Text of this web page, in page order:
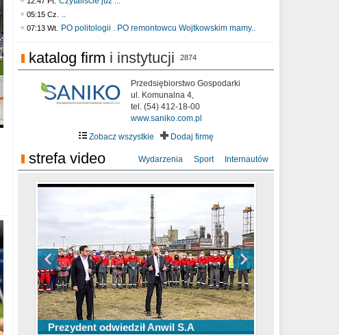
05:15 Cz. ..
07:13 Wt. PO politologii . PO remontowcu Wojtkowskim mamy..
katalog firm i instytucji 2874
Przedsiębiorstwo Gospodarki
ul. Komunalna 4,
tel. (54) 412-18-00
www.saniko.com.pl
Zobacz wszystkie
Dodaj firmę
strefa video Wydarzenia Sport Internautów
Prezydent odwiedził Anwil S.A
TOP 10 przechwytów Anwilu Włocławek
w EBL w sezonie 2019/2020
TOP 5 rzutów Anwilu Włocławek w BCL
w sezonie 2019/2020
Ni To Ponk - W oczach mamy strach
sixf33t .Last Year DRONE FOOTAGE
Włocławek
XXIII Sesja Rady Miasta Włocławek VIII
kadencji w dniu 09.06.2020 r.